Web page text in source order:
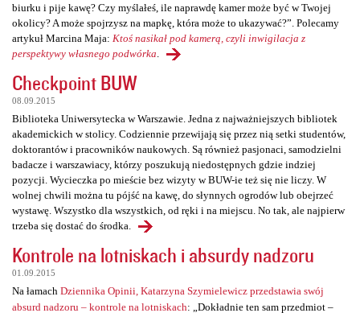
biurku i pije kawę? Czy myślałeś, ile naprawdę kamer może być w Twojej
okolicy? A może spojrzysz na mapkę, która może to ukazywać?”. Polecamy
artykuł Marcina Maja: Ktoś nasikał pod kamerą, czyli inwigilacja z
perspektywy własnego podwórka
Checkpoint BUW
08.09.2015
Biblioteka Uniwersytecka w Warszawie. Jedna z najważniejszych bibliotek
akademickich w stolicy. Codziennie przewijają się przez nią setki studentów,
doktorantów i pracowników naukowych. Są również pasjonaci, samodzielni
badacze i warszawiacy, którzy poszukują niedostępnych gdzie indziej
pozycji. Wycieczka po mieście bez wizyty w BUW-ie też się nie liczy. W
wolnej chwili można tu pójść na kawę, do słynnych ogrodów lub obejrzeć
wystawę. Wszystko dla wszystkich, od ręki i na miejscu. No tak, ale najpierw
trzeba się dostać do środka.
Kontrole na lotniskach i absurdy nadzoru
01.09.2015
Na łamach Dziennika Opinii, Katarzyna Szymielewicz przedstawia swój
absurd nadzoru – kontrole na lotniskach: „Dokładnie ten sam przedmiot –